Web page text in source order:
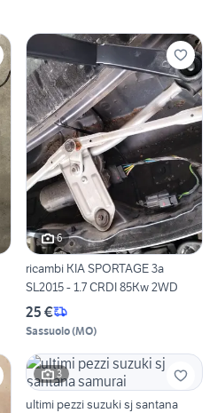
6
ricambi KIA SPORTAGE 3a
SL2015 - 1.7 CRDI 85Kw 2WD
25 €
Sassuolo(MO)
3
ultimi pezzi suzuki sj santana